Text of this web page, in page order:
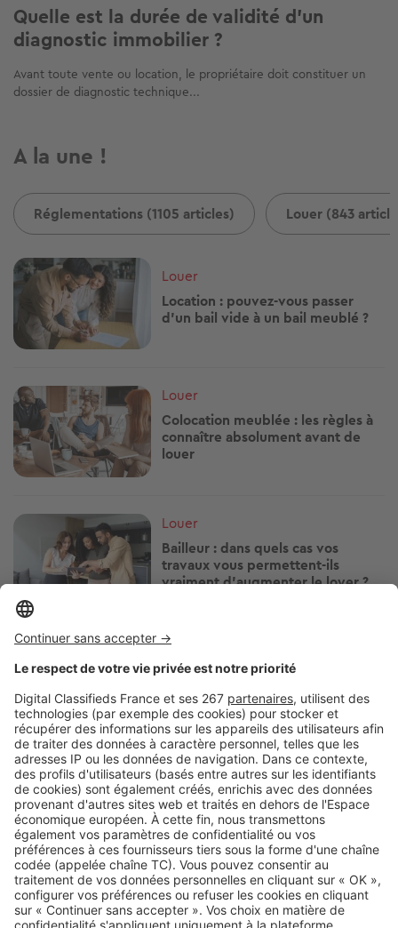
Quelle est la durée de validité d'un
diagnostic immobilier ?
Avant toute vente ou location, le propriétaire doit constituer un
dossier de diagnostic technique...
A la une !
Réglementations (1105 articles) Louer (843
Image
Louer
Location : pouvez-vous passer
d’un bail vide à un bail meublé ?
Image
Louer
Colocation meublée : les règles à
connaître absolument avant de
louer
Image
Louer
Bailleur : dans quels cas vos
travaux vous permettent-ils
vraiment d’augmenter le loyer ?
Image
Louer
Volet roulant en panne : locataire
ou propriétaire, à qui revient la
facture ?
Image
Louer
Logement social : pourquoi le
système HLM est sous pression